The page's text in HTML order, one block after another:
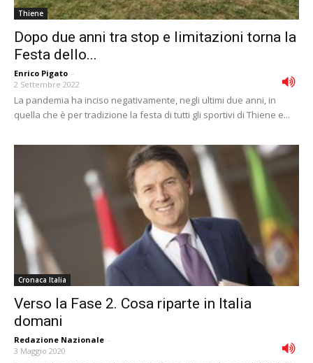
Thiene
Dopo due anni tra stop e limitazioni torna la
Festa dello...
Enrico Pigato -
2 Settembre 2022
La pandemia ha inciso negativamente, negli ultimi due anni, in
quella che è per tradizione la festa di tutti gli sportivi di Thiene e...
Cronaca Italia
Verso la Fase 2. Cosa riparte in Italia
domani
Redazione Nazionale -
3 Maggio 2020